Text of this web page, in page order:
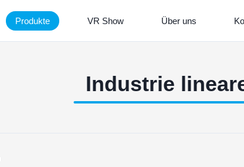
Produkte VR Show Über uns
Industrie